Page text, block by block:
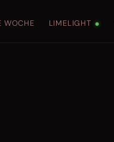
WOCHE LIMELIGHT ●